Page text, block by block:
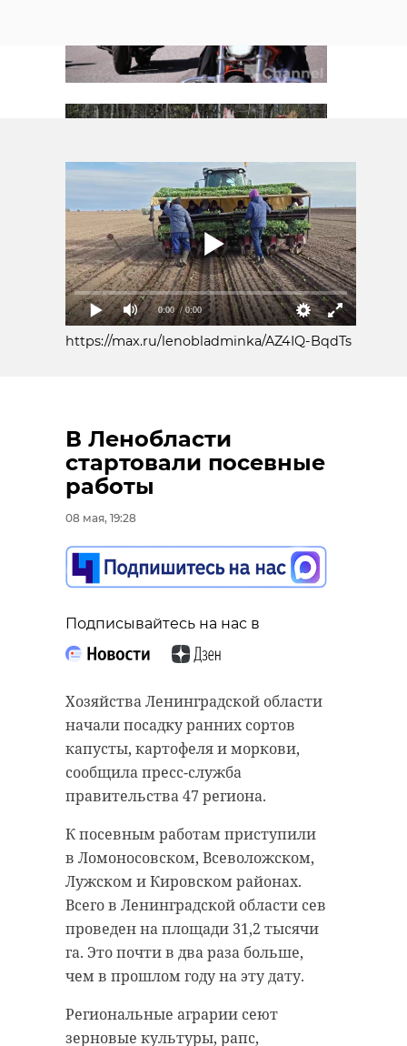
0:00 / 0:00
https://max.ru/lenobladminka/AZ4IQ-BqdTs
В Ленобласти
стартовали посевные
работы
08 мая, 19:28
Подписывайтесь на нас в
Хозяйства Ленинградской области
начали посадку ранних сортов
капусты, картофеля и моркови,
сообщила пресс-служба
правительства 47 региона.
К посевным работам приступили
в Ломоносовском, Всеволожском,
Лужском и Кировском районах.
Всего в Ленинградской области сев
проведен на площади 31,2 тысячи
га. Это почти в два раза больше,
чем в прошлом году на эту дату.
Региональные аграрии сеют
зерновые культуры, рапс,